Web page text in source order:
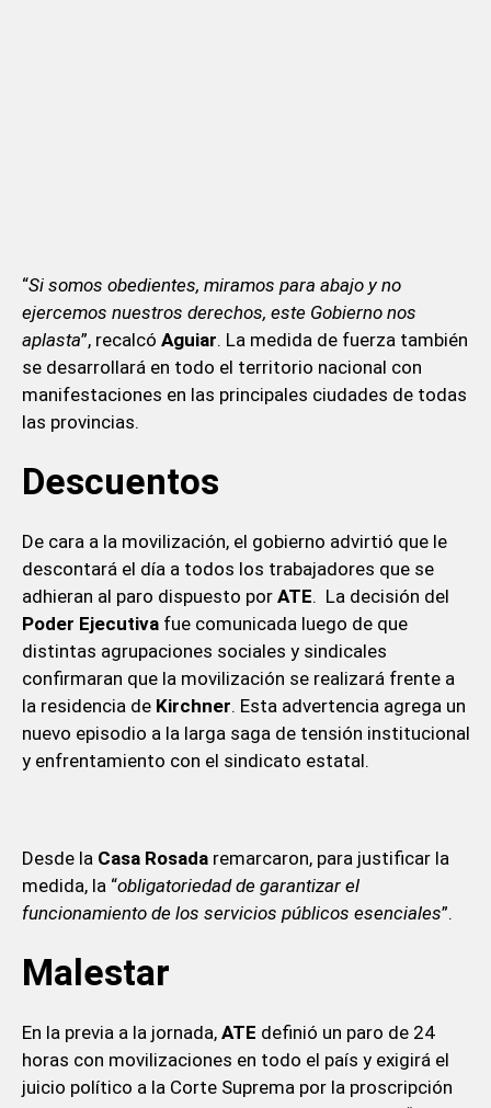
“Si somos obedientes, miramos para abajo y no
ejercemos nuestros derechos, este Gobierno nos
aplasta”, recalcó Aguiar. La medida de fuerza también
se desarrollará en todo el territorio nacional con
manifestaciones en las principales ciudades de todas
las provincias.
Descuentos
De cara a la movilización, el gobierno advirtió que le
descontará el día a todos los trabajadores que se
adhieran al paro dispuesto por ATE. La decisión del
Poder Ejecutivafue comunicada luego de que
distintas agrupaciones sociales y sindicales
confirmaran que la movilización se realizará frente a
la residencia de Kirchner. Esta advertencia agrega un
nuevo episodio a la larga saga de tensión institucional
y enfrentamiento con el sindicato estatal.
Desde la Casa Rosadaremarcaron, para justificar la
medida, la “obligatoriedad de garantizar el
funcionamiento de los servicios públicos esenciales”.
Malestar
En la previa a la jornada, ATE definió un paro de 24
horas con movilizaciones en todo el país y exigirá el
juicio político a la Corte Suprema por la proscripción